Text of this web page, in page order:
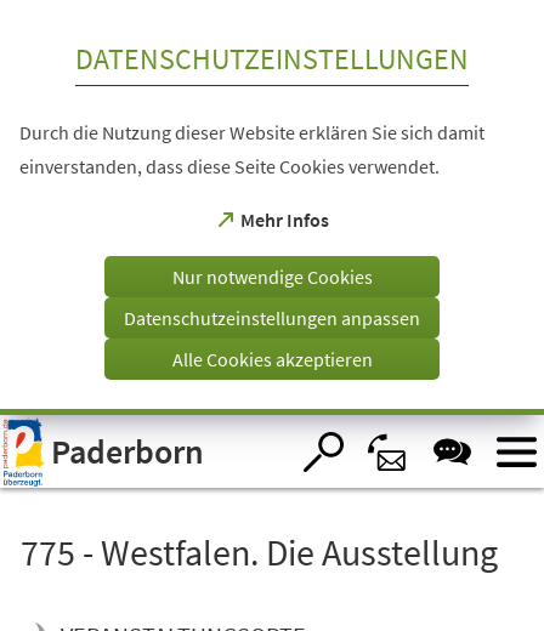
Visuelle
Assistenzsoftware
öffnen.
DATENSCHUTZEINSTELLUNGEN
Durch die Nutzung dieser Website erklären Sie sich damit
einverstanden, dass diese Seite Cookies verwendet.
Mehr Infos
(Öffnet
einem
Tab)
Nur notwendige Cookies
Datenschutzeinstellungen anpassen
Alle Cookies akzeptieren
Paderborn
775 - Westfalen. Die Ausstellung